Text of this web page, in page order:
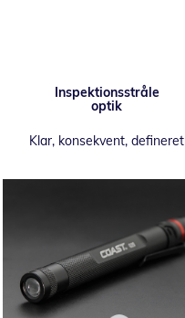
Inspektionsstråle
optik
Klar, konsekvent, defineret